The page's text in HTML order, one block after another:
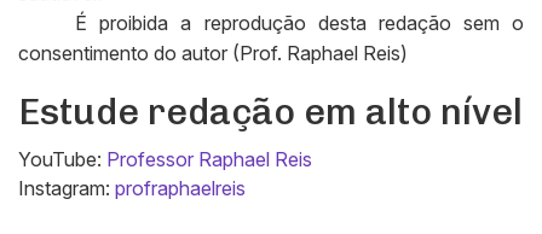
É proibida a reprodução desta redação sem o
consentimento do autor (Prof. Raphael Reis)
Estude redação em alto nível
YouTube: Professor Raphael Reis
Instagram: profraphaelreis